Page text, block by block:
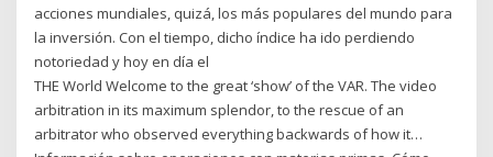
acciones mundiales, quizá, los más populares del mundo para
la inversión. Con el tiempo, dicho índice ha ido perdiendo
notoriedad y hoy en día el
THE World Welcome to the great ‘show’ of the VAR. The video
arbitration in its maximum splendor, to the rescue of an
arbitrator who observed everything backwards of how it…